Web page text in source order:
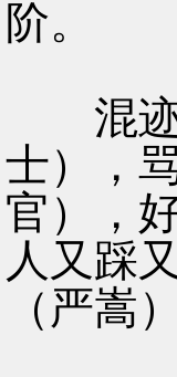
阶。
混迹
士），
官），
人又踩
（严嵩